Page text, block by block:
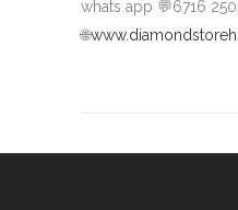
whats app 💬6716
🌐